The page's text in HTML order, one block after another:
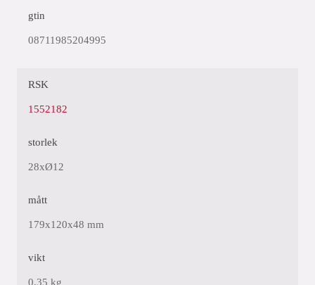
gtin
08711985204995
RSK
1552182
storlek
28xØ12
mått
179x120x48 mm
vikt
0,35 kg